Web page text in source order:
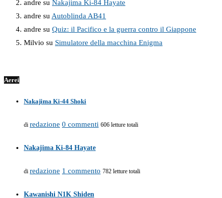
andre su Nakajima Ki-84 Hayate
andre su Autoblinda AB41
andre su Quiz: il Pacifico e la guerra contro il Giappone
Milvio su Simulatore della macchina Enigma
Aerei
Nakajima Ki-44 Shoki
di redazione 0 commenti 606 letture totali
Nakajima Ki-84 Hayate
di redazione 1 commento 782 letture totali
Kawanishi N1K Shiden